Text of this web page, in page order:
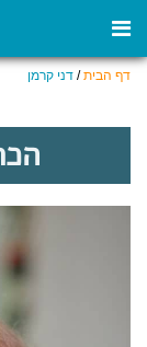
דף הבית/ דני קרמן